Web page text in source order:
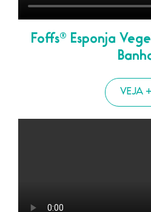
Foffs® Esponja
VEJA +